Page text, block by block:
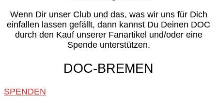
Wenn Dir unser Club und das, was wir uns für Dich
einfallen lassen gefällt, dann kannst Du Deinen DOC
durch den Kauf unserer Fanartikel und/oder eine
Spende unterstützen.
DOC-BREMEN
SPENDEN